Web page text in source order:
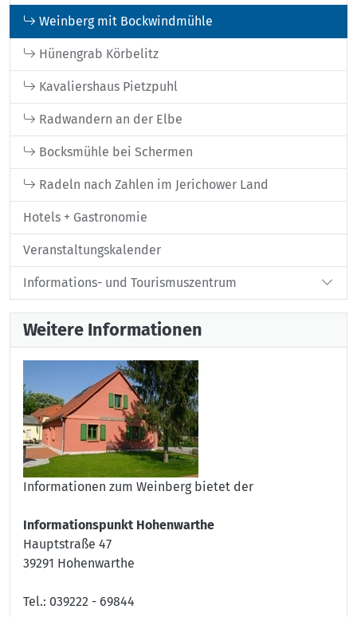
Weinberg mit Bockwindmühle
Hünengrab Körbelitz
Kavaliershaus Pietzpuhl
Radwandern an der Elbe
Bocksmühle bei Schermen
Radeln nach Zahlen im Jerichower Land
Hotels + Gastronomie
Veranstaltungskalender
Informations- und Tourismuszentrum
Weitere Informationen
Informationen zum Weinberg bietet der
Informationspunkt Hohenwarthe
Hauptstraße 47
39291 Hohenwarthe
Tel.: 039222 - 69844